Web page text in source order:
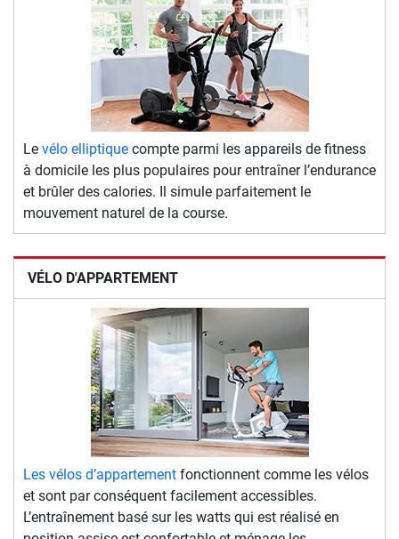
Le vélo elliptique compte parmi les appareils de fitness
à domicile les plus populaires pour entraîner l’endurance
et brûler des calories. Il simule parfaitement le
mouvement naturel de la course.
VÉLO D'APPARTEMENT
Les vélos d’appartement fonctionnent comme les vélos
et sont par conséquent facilement accessibles.
L’entraînement basé sur les watts qui est réalisé en